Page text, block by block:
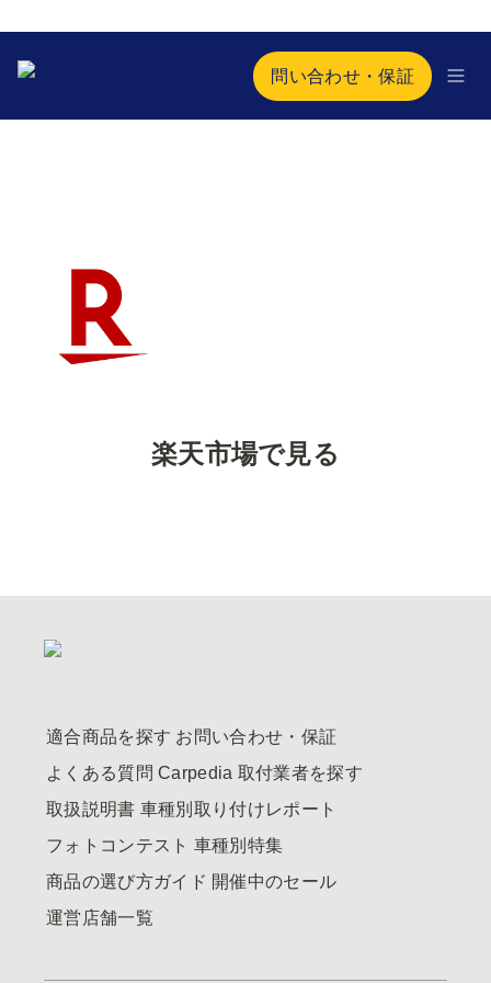
問い合わせ・保証
楽天市場で見る
適合商品を探す お問い合わせ・保証
よくある質問 Carpedia 取付業者を探す
取扱説明書 車種別取り付けレポート
フォトコンテスト 車種別特集
商品の選び方ガイド 開催中のセール
運営店舗一覧